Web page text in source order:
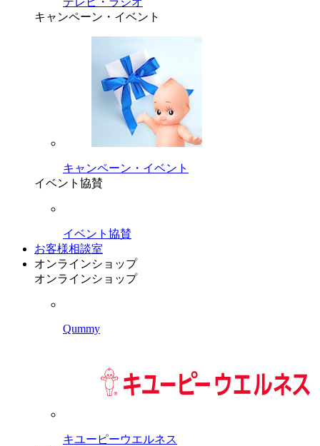
キャンペーン・イベント
キャンペーン・イベント
イベント協賛
イベント協賛
お客様相談室
オンラインショップ
オンラインショップ
Qummy
キユーピーウエルネス